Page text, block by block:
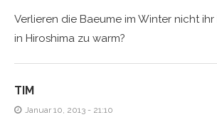
Verlieren die Baeume im Winter nicht
in Hiroshima zu warm?
TIM
Januar 10, 2013 - 21:10